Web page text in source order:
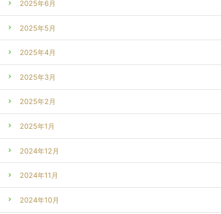
2025年6月
2025年5月
2025年4月
2025年3月
2025年2月
2025年1月
2024年12月
2024年11月
2024年10月